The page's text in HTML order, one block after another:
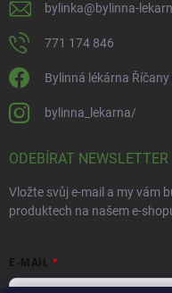
bylinka@bylinna-
771 174 846
Bylinná lékárna
bylinna_lekarna/
ODEBÍRAT NEWSLETTER
Vložte svůj e-mail a my vám
produktech na našem e-
E-MAIL